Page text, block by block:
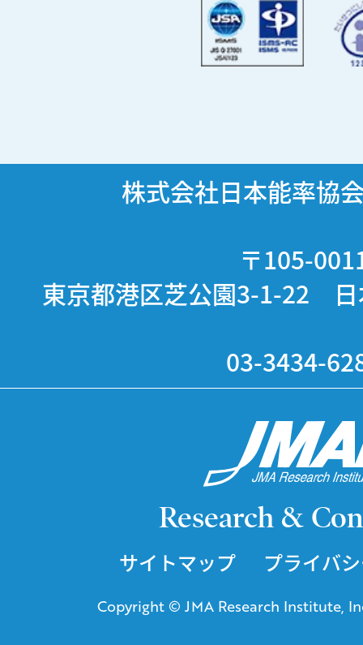
株式会社日本能率協
〒105-
東京都港区芝公園3-1-22 日
03-3434-
Research &
サイトマップ プライバ
Copyright © JMA Research Institute,